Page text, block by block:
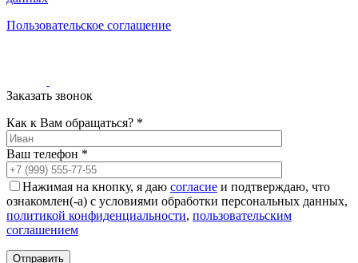
₽
По
Круглые
Квадратные
ковры
Полуовальные
ковры
Восьмигранники
Дорожки
Синтетические
Пользовательское соглашение
Заказать звонок
Как к Вам обращаться? *
Ваш телефон *
Нажимая на кнопку, я даю согласие и подтверждаю, что
ознакомлен(-а) с условиями обработки персональных данных,
политикой конфиденциальности, пользовательским
соглашением